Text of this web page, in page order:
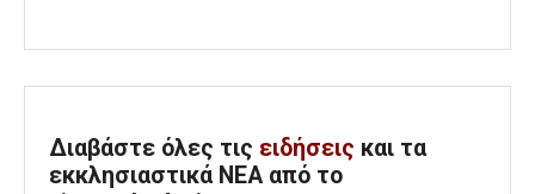
Διαβάστε όλες τις ειδήσεις και τα
εκκλησιαστικά ΝΕΑ από το